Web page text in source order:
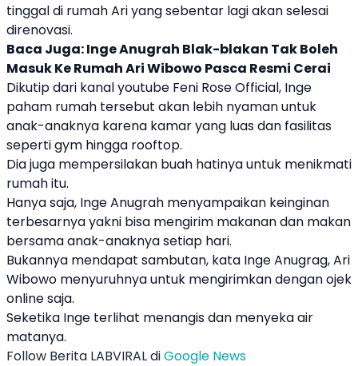
tinggal di rumah Ari yang sebentar lagi akan selesai
direnovasi.
Baca Juga:Inge Anugrah Blak-blakan Tak Boleh
Masuk Ke Rumah Ari Wibowo Pasca Resmi Cerai
Dikutip dari kanal youtube Feni RoseOfficial, Inge
paham rumah tersebut akan lebih nyaman untuk
anak-anaknya karena kamar yang luas dan fasilitas
seperti gym hingga rooftop.
Dia juga mempersilakan buah hatinya untuk menikmati
rumah itu.
Hanya saja, Inge Anugrah menyampaikan keinginan
terbesarnya yakni bisa mengirim makanan dan makan
bersama anak-anaknya setiap hari.
Bukannya mendapat sambutan, kata Inge Anugrag,Ari
Wibowo menyuruhnya untuk mengirimkan dengan ojek
online saja.
Seketika Inge terlihat menangis dan menyeka air
matanya.
Follow Berita LABVIRAL diGoogle News